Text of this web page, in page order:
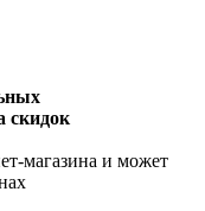
скидок
магазина и может